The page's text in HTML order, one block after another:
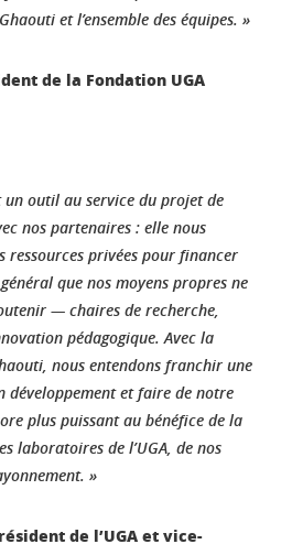
et l’ensemble des équipes. »
de la Fondation UGA
un outil au service du projet de
nos partenaires : elle nous
ressources privées pour financer
que nos moyens propres ne
— chaires de recherche,
pédagogique. Avec la
nous entendons franchir une
développement et faire de notre
plus puissant au bénéfice de la
laboratoires de l’UGA, de nos
»
de l’UGA et vice-